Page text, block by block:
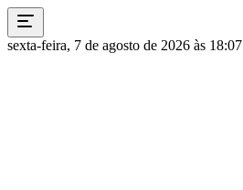
sexta-feira, 7 de agosto de 2026 às 18:07